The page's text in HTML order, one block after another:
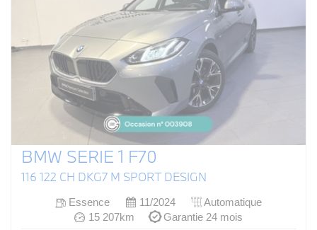
BMW SERIE 1 F70
116 122 CH DKG7 M SPORT DESIGN
Essence 11/2024
Automatique
15 207km
Garantie 24 mois